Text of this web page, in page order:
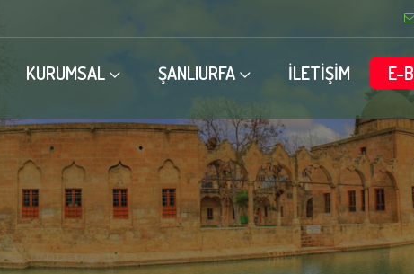
KURUMSAL ŞANLIURFA İLETİŞİM E-